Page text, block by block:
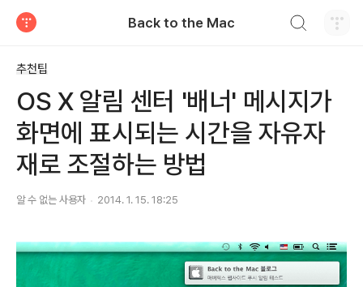
Back to the Mac
추천팁
OS X 알림 센터 '배너' 메시지가
화면에 표시되는 시간을 자유자
재로 조절하는 방법
알 수 없는 사용자 2014. 1. 15. 18:25